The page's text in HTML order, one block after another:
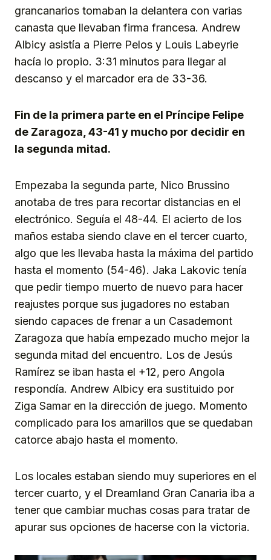
grancanarios tomaban la delantera con varias
canasta que llevaban firma francesa. Andrew
Albicy asistía a Pierre Pelos y Louis Labeyrie
hacía lo propio. 3:31 minutos para llegar al
descanso y el marcador era de 33-36.
Fin de la primera parte en el Príncipe Felipe
de Zaragoza, 43-41 y mucho por decidir en
la segunda mitad.
Empezaba la segunda parte, Nico Brussino
anotaba de tres para recortar distancias en el
electrónico. Seguía el 48-44. El acierto de los
maños estaba siendo clave en el tercer cuarto,
algo que les llevaba hasta la máxima del partido
hasta el momento (54-46). Jaka Lakovic tenía
que pedir tiempo muerto de nuevo para hacer
reajustes porque sus jugadores no estaban
siendo capaces de frenar a un Casademont
Zaragoza que había empezado mucho mejor la
segunda mitad del encuentro. Los de Jesús
Ramírez se iban hasta el +12, pero Angola
respondía. Andrew Albicy era sustituido por
Ziga Samar en la dirección de juego. Momento
complicado para los amarillos que se quedaban
catorce abajo hasta el momento.
Los locales estaban siendo muy superiores en el
tercer cuarto, y el Dreamland Gran Canaria iba a
tener que cambiar muchas cosas para tratar de
apurar sus opciones de hacerse con la victoria.